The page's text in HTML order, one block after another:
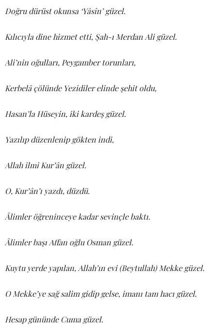
Doğru dürüst okunsa ‘Yâsîn’ güzel.
Kılıcıyla dine hizmet etti, Şah-ı Merdan Ali güzel.
Ali’nin oğulları, Peygamber torunları,
Kerbelâ çölünde Yezidiler elinde şehit oldu,
Hasan’la Hüseyin, iki kardeş güzel.
Yazılıp düzenlenip gökten indi,
Allah ilmi Kur’ân güzel.
O, Kur’ân’ı yazdı, düzdü.
Âlimler öğreninceye kadar sevinçle baktı.
Âlimler başı Affan oğlu Osman güzel.
Kuytu yerde yapılan, Allah’ın evi (Beytullah) Mekke güzel.
O Mekke’ye sağ salim gidip gelse, imanı tam hacı güzel.
Hesap gününde Cuma güzel.